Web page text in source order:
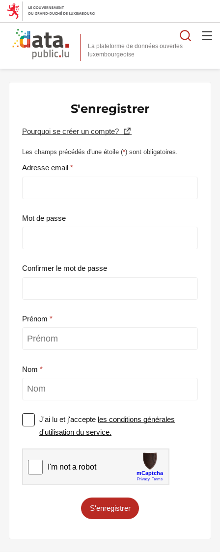
La plateforme de données ouvertes
S'enregistrer
Pourquoi se créer un compte?
Les champs précédés d'une étoile (*) sont obligatoires.
Adresse email
Mot de passe
Confirmer le mot de passe
Prénom
Nom
J'ai lu et j'accepte les conditions générales
d'utilisation du service.
S'enregistrer